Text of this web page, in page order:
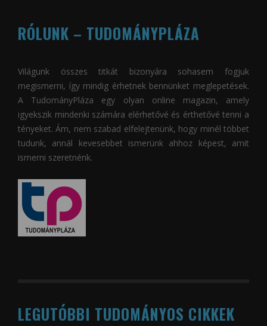
RÓLUNK – TUDOMÁNYPLÁZA
Világunk összes titkát bizonyára sohasem fogjuk
megismerni, így mindig érhetnek bennünket meglepetések.
A TudományPláza egy olyan online magazin, amely
igyekszik mindenki számára elérhetővé és érthetővé tenni a
tényeket. Ám, nem szabad elfelejtenünk, hogy minél többet
tudunk, annál kevesebbet ismerünk ahhoz képest, amit
ismerni szeretnénk.
LEGUTÓBBI TUDOMÁNYOS CIKKEK